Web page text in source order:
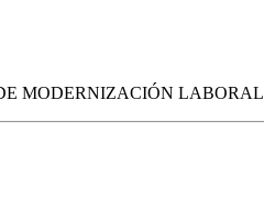
MODERNIZACIÓN LABORAL